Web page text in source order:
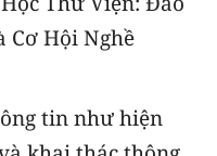
Cơ Hội Nghề
tin như hiện